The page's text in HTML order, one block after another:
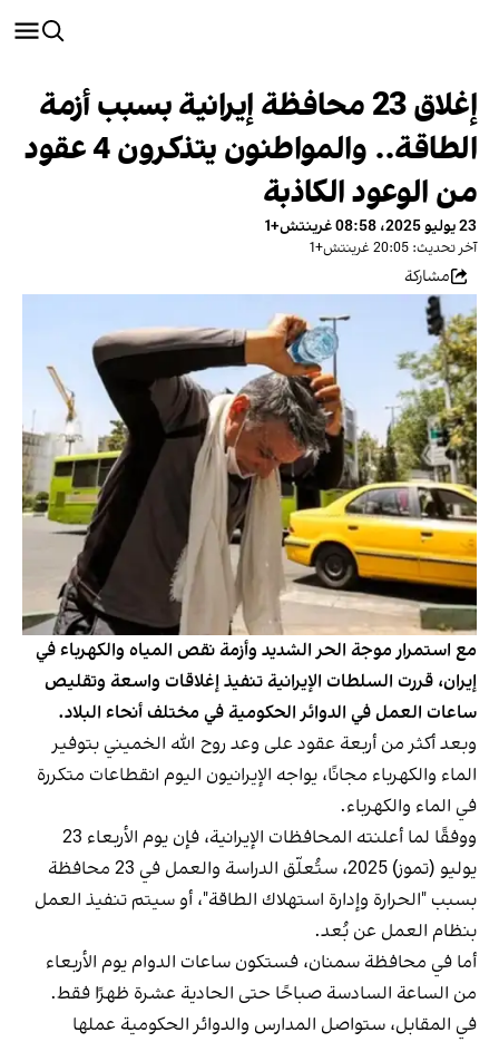
إغلاق 23 محافظة إيرانية بسبب أزمة
الطاقة.. والمواطنون يتذكرون 4 عقود
من الوعود الكاذبة
23 يوليو 2025، 08:58 غرينتش+1
آخر تحديث: 20:05 غرينتش+1
مشاركة
مع استمرار موجة الحر الشديد وأزمة نقص المياه والكهرباء في
إيران، قررت السلطات الإيرانية تنفيذ إغلاقات واسعة وتقليص
ساعات العمل في الدوائر الحكومية في مختلف أنحاء البلاد.
وبعد أكثر من أربعة عقود على وعد روح ‌الله الخميني بتوفير
الماء والكهرباء مجانًا، يواجه الإيرانيون اليوم انقطاعات متكررة
في الماء والكهرباء.
ووفقًا لما أعلنته المحافظات الإيرانية، فإن يوم الأربعاء 23
يوليو (تموز) 2025، ستُعلّق الدراسة والعمل في 23 محافظة
بسبب "الحرارة وإدارة استهلاك الطاقة"، أو سيتم تنفيذ العمل
بنظام العمل عن بُعد.
أما في محافظة سمنان، فستكون ساعات الدوام يوم الأربعاء
من الساعة السادسة صباحًا حتى الحادية عشرة ظهرًا فقط.
في المقابل، ستواصل المدارس والدوائر الحكومية عملها